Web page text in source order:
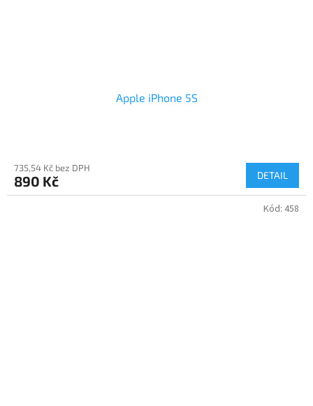
Apple iPhone 5S
735,54 Kč bez DPH
890 Kč DETAIL
Kód: 458